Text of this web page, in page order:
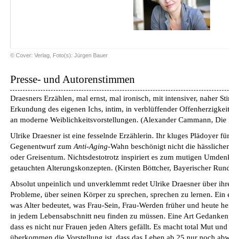
© Cover: Verlag, Foto(s): Jürgen Bauer
Presse- und Autorenstimmen
Draesners Erzählen, mal ernst, mal ironisch, mit intensiver, naher
Erkundung des eigenen Ichs, intim, in verblüffender
an moderne Weiblichkeitsvorstellungen. (Alexander Cammann, Die
Ulrike Draesner ist eine fesselnde Erzählerin. Ihr kluges Plädoyer
Gegenentwurf zum Anti-Aging-Wahn beschönigt nicht die
oder Greisentum. Nichtsdestotrotz inspiriert es zum mutigen
getauchten Alterungskonzepten. (Kirsten Böttcher, Bayerischer
Absolut unpeinlich und unverklemmt redet Ulrike Draesner über
Probleme, über seinen Körper zu sprechen, sprechen zu lernen.
was Alter bedeutet, was Frau-Sein, Frau-Werden früher und heute
in jedem Lebensabschnitt neu finden zu müssen. Eine Art
dass es nicht nur Frauen jeden Alters gefällt. Es macht total Mut